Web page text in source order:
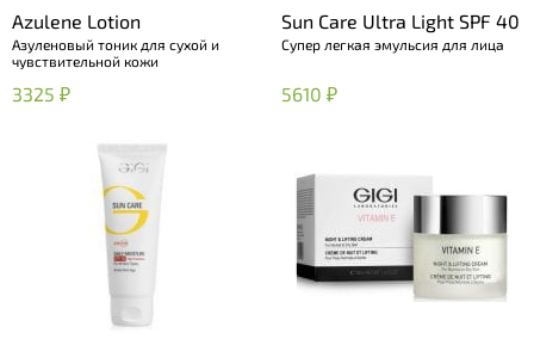
Azulene Lotion
Азуленовый тоник для сухой и
чувствительной кожи
3325 ₽
Sun Care Ultra Light SPF 40
Супер легкая эмульсия для лица
5610 ₽